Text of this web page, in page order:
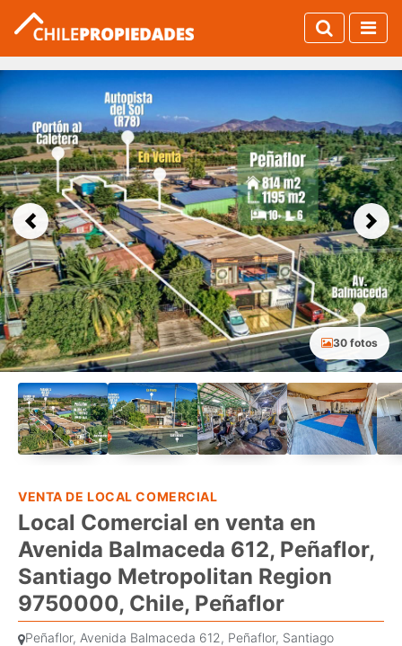
Previous Next
30 fotos
VENTA DE LOCAL COMERCIAL
Local Comercial en venta en
Avenida Balmaceda 612, Peñaflor,
Santiago Metropolitan Region
9750000, Chile, Peñaflor
Peñaflor, Avenida Balmaceda 612, Peñaflor, Santiago